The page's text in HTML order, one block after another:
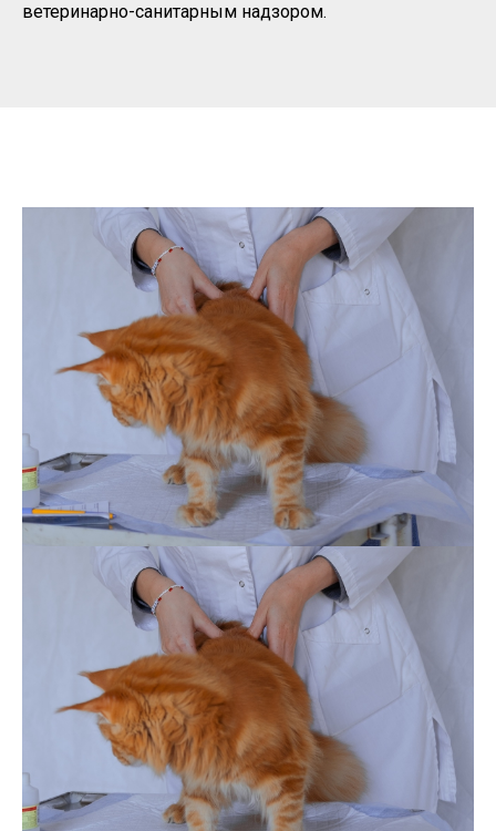
ветеринарно-санитарным надзором.